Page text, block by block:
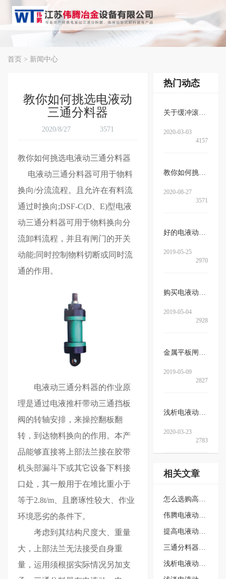
首页 > 新闻中心
教你如何挑选电液动
三通分料器
2020/8/27 3571
教你如何挑选电液动三通分料器
电液动三通分料器可用于物料
换向/分流流程。且允许在有料流
通过时换向;DSF-C(D、E)型电液
动三通分料器可用于物料换向分
流卸料流程， 并且有闸门的开关
动能;同时控制物料切断或同时流
通的作用。
电液动三通分料器的作业原
理是通过电液推杆带动三通挡板
阀的转轴安排，来操控翻板翻
转，到达物料换向的作用。本产
品能够直接将上部法兰接在胶带
机头部漏斗下或其它设备下料接
口处，其一般用于在堆比重小于
等于2.8t/m、且磨琢性较大、作业
环境恶劣的条件下。
考虑到其结构尺度大、重量
大，上部法兰无法接受自身重
量，运用须根据实际情况另加支
热门动态
关于缓冲滚筒的作用、结构以及特…
2020-03-03
4157
教你如何挑选电液动三通分料器
2020-08-27
3571
好的电液动腭式闸门的特征有哪些…
2019-05-25
2970
购买电液动犁式卸料器注意事项
2019-05-04
2928
金属平板闸门的特点介绍
2019-05-09
2827
浅析电液动犁式卸料器在启动前需…
2020-03-23
2783
相关文章
怎么选购高质量的电液动犁式卸料…
伟腾电液动三通分料器品质良好，…
提高电液动平板闸门的使用效果的…
三通分料器的特点介绍
浅析电液动犁式卸料器在启动前需…